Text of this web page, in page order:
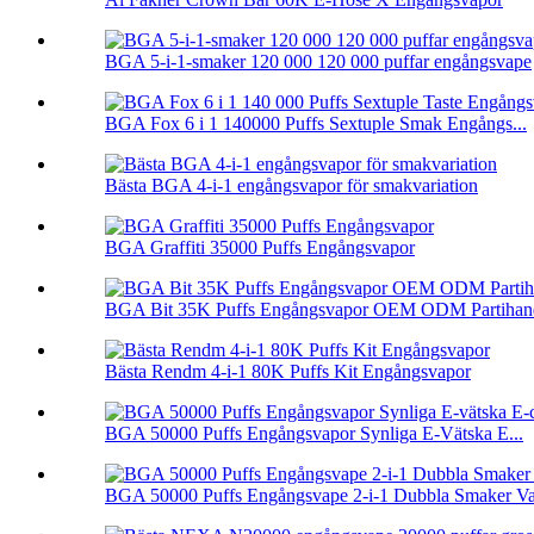
BGA 5-i-1-smaker 120 000 120 000 puffar engångsvape
BGA Fox 6 i 1 140000 Puffs Sextuple Smak Engångs...
Bästa BGA 4-i-1 engångsvapor för smakvariation
BGA Graffiti 35000 Puffs Engångsvapor
BGA Bit 35K Puffs Engångsvapor OEM ODM
Bästa Rendm 4-i-1 80K Puffs Kit Engångsvapor
BGA 50000 Puffs Engångsvapor Synliga E-Vätska E...
BGA 50000 Puffs Engångsvape 2-i-1 Dubbla Smaker